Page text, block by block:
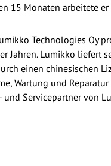
15 Monaten arbeitete
Technologies Oy
Jahren. Lumikko liefert
einen chinesischen
Wartung und
und Servicepartner von